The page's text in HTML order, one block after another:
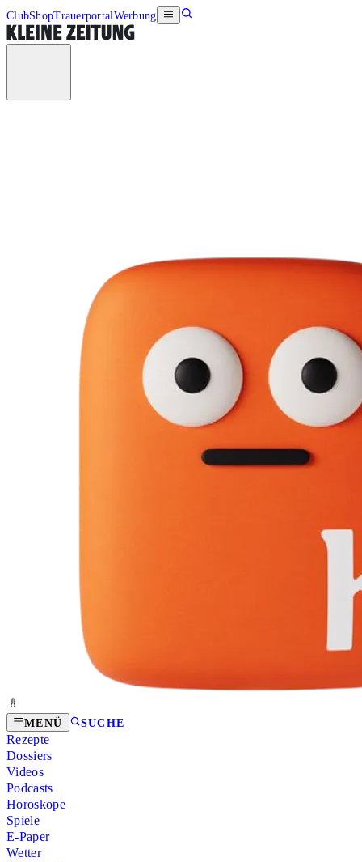
ClubShopTrauerportalWerbung
MENÜ SUCHE
Rezepte
Dossiers
Videos
Podcasts
Horoskope
Spiele
E-Paper
Wetter